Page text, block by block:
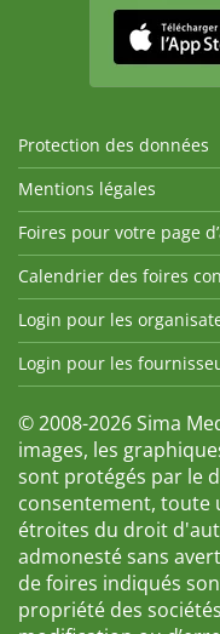
Protection des données
Mentions légales
Foires pour votre page
Calendrier des foires
Login pour les
Login pour les
© 2008-2026 Sima
images, les
sont protégés par le
consentement, toute
étroites du droit
admonesté sans
de foires indiqués
propriété des